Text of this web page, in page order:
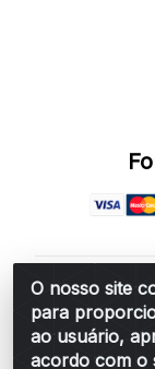
O nosso site
para
ao usuário,
acordo com o
Belchior
Vereador
Bárbara